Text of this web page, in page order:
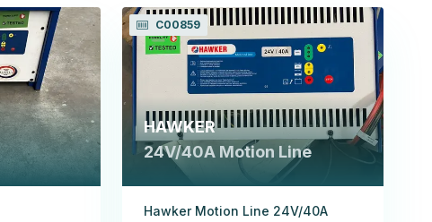
C00859
HAWKER
24V/40A Motion Line
Hawker Motion Line 24V/40A